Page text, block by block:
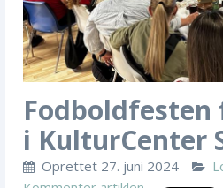
i KulturCenter
Oprettet 27. juni 2024
K